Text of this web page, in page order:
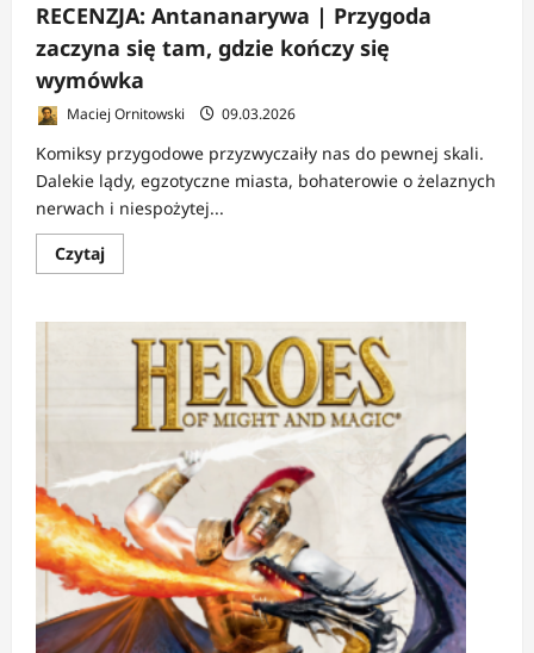
RECENZJA: Antananarywa | Przygoda
zaczyna się tam, gdzie kończy się
wymówka
Maciej Ornitowski 09.03.2026
Komiksy przygodowe przyzwyczaiły nas do pewnej skali.
Dalekie lądy, egzotyczne miasta, bohaterowie o żelaznych
nerwach i niespożytej...
CzytajDowiedz
się
RECENZJA:
Antananarywa
Przygoda
zaczyna
tam,
gdzie
się
wymówka